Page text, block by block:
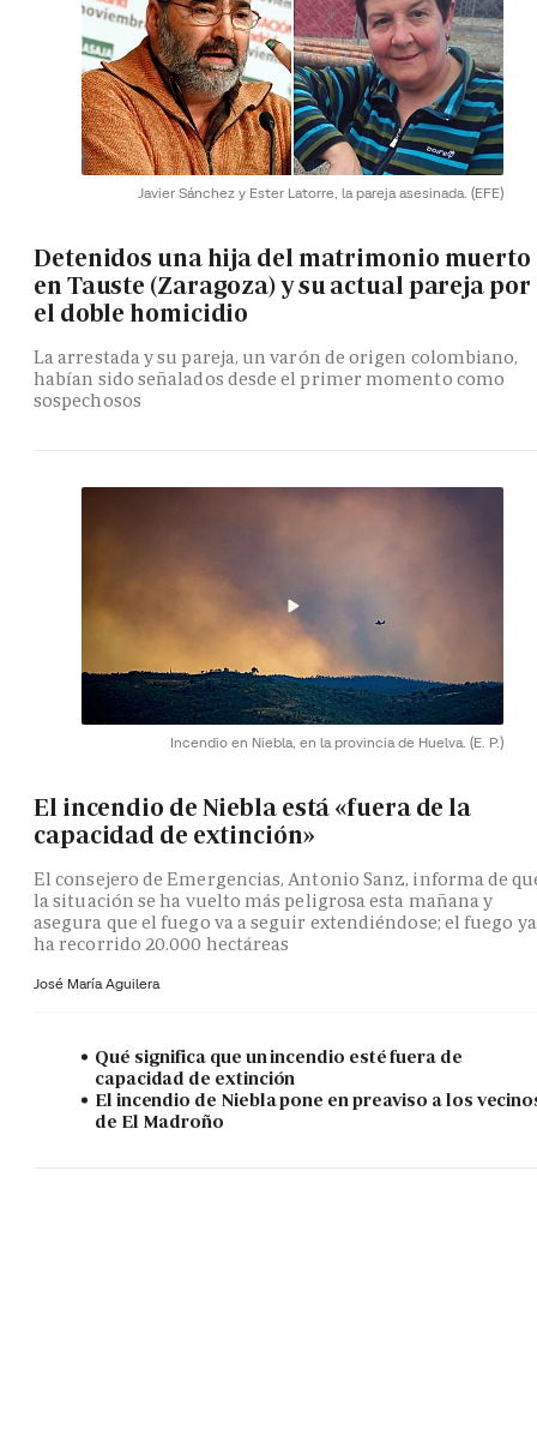
Javier Sánchez y Ester Latorre, la pareja asesinada. (EFE)
Detenidos una hija del matrimonio muerto
en Tauste (Zaragoza) y su actual pareja por
el doble homicidio
La arrestada y su pareja, un varón de origen colombiano,
habían sido señalados desde el primer momento como
sospechosos
Incendio en Niebla, en la provincia de Huelva. (E. P.)
El incendio de Niebla está «fuera de la
capacidad de extinción»
El consejero de Emergencias, Antonio Sanz, informa de
la situación se ha vuelto más peligrosa esta mañana y
asegura que el fuego va a seguir extendiéndose; el fuego ya
ha recorrido 20.000 hectáreas
José María Aguilera
Qué significa que un incendio esté fuera de
capacidad de extinción
El incendio de Niebla pone en preaviso a los
de El Madroño